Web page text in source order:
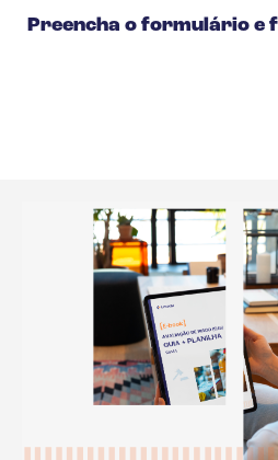
Preencha o formulário e